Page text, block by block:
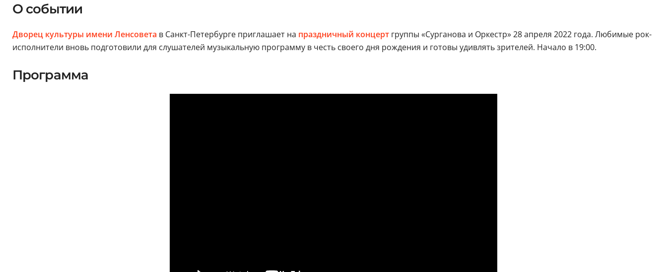
О событии
Дворец культуры имени Ленсовета в Санкт-Петербурге приглашает на праздничный концертгруппы «Сурганова и Оркестр» 28 апреля 2022 года. Любимые рок-
исполнители вновь подготовили для слушателей музыкальную программу в честь своего дня рождения и готовы удивлять зрителей. Начало в 19:00.
Программа